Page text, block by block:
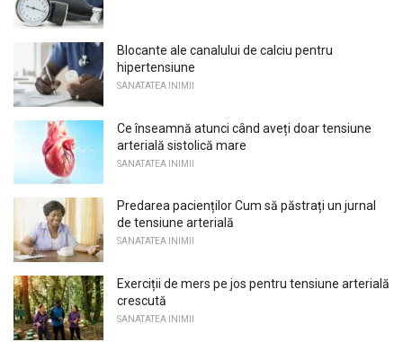
Blocante ale canalului de calciu pentru
hipertensiune
SANATATEA INIMII
Ce înseamnă atunci când aveți doar tensiune
arterială sistolică mare
SANATATEA INIMII
Predarea pacienților Cum să păstrați un jurnal
de tensiune arterială
SANATATEA INIMII
Exerciții de mers pe jos pentru tensiune arterială
crescută
SANATATEA INIMII